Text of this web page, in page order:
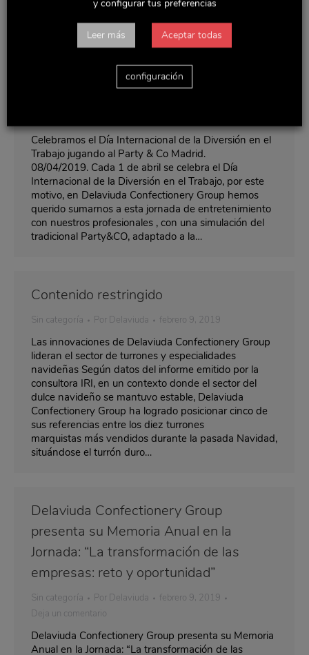
“Construyendo un mundo más saludable” Sueño y
descanso efectivo Ver campañaVolver atrás
Contenido restringido
Celebramos el Día Internacional de la Diversión en el
Trabajo jugando al Party & Co Madrid.
08/04/2019. Cada 1 de abril se celebra el Día
Internacional de la Diversión en el Trabajo, por este
motivo, en Delaviuda Confectionery Group hemos
querido sumarnos a esta jornada de entretenimiento
con nuestros profesionales , con una simulación del
tradicional Party&CO, adaptado a la…
Contenido restringido
Sin categoría Por Delaviuda febrero 9, 2019
Las innovaciones de Delaviuda Confectionery Group
lideran el sector de turrones y especialidades
navideñas Según datos del informe emitido por la
consultora IRI, en un contexto donde el sector del
dulce navideño se mantuvo estable, Delaviuda
Confectionery Group ha logrado posicionar cinco de
sus referencias entre los diez turrones
marquistas más vendidos durante la pasada Navidad,
situándose el turrón duro…
Delaviuda Confectionery Group
presenta su Memoria Anual en la
Jornada: “La transformación de las
empresas: reto y oportunidad”
Sin categoría Por Delaviuda
febrero 9, 2019
Deja un comentario
Delaviuda Confectionery Group presenta su Memoria
Anual en la Jornada: “La transformación de las
y configurar tus preferencias
Leer más Aceptar todas
configuración